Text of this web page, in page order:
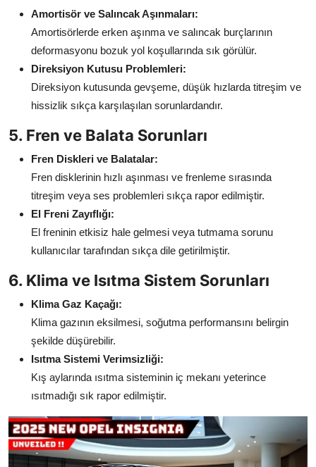
Amortisör ve Salıncak Aşınmaları:
Amortisörlerde erken aşınma ve salıncak burçlarının
deformasyonu bozuk yol koşullarında sık görülür.
Direksiyon Kutusu Problemleri:
Direksiyon kutusunda gevşeme, düşük hızlarda titreşim ve
hissizlik sıkça karşılaşılan sorunlardandır.
5. Fren ve Balata Sorunları
Fren Diskleri ve Balatalar:
Fren disklerinin hızlı aşınması ve frenleme sırasında
titreşim veya ses problemleri sıkça rapor edilmiştir.
El Freni Zayıflığı:
El freninin etkisiz hale gelmesi veya tutmama sorunu
kullanıcılar tarafından sıkça dile getirilmiştir.
6. Klima ve Isıtma Sistem Sorunları
Klima Gaz Kaçağı:
Klima gazının eksilmesi, soğutma performansını belirgin
şekilde düşürebilir.
Isıtma Sistemi Verimsizliği:
Kış aylarında ısıtma sisteminin iç mekanı yeterince
ısıtmadığı sık rapor edilmiştir.